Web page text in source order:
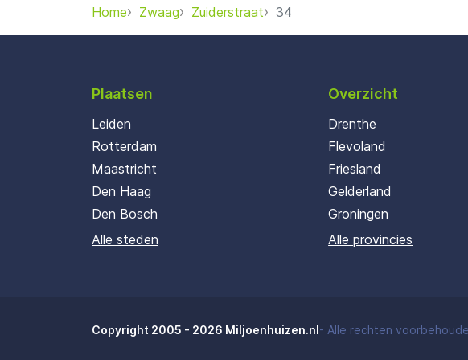
Home Zwaag Zuiderstraat 34
Plaatsen
Leiden
Rotterdam
Maastricht
Den Haag
Den Bosch
Alle steden
Overzicht
Drenthe
Flevoland
Friesland
Gelderland
Groningen
Alle provincies
Copyright 2005 - 2026 Miljoenhuizen.nl - Alle rechten